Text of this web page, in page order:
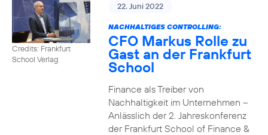
Credits: Frankfurt
School Verlag
22. Juni 2022
NACHHALTIGES CONTROLLING:
CFO Markus Rolle zu
Gast an der Frankfurt
School
Finance als Treiber von
Nachhaltigkeit im Unternehmen –
Anlässlich der 2. Jahreskonferenz
der Frankfurt School of Finance &